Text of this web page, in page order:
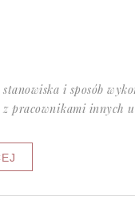
i sposób
pracownikami innych